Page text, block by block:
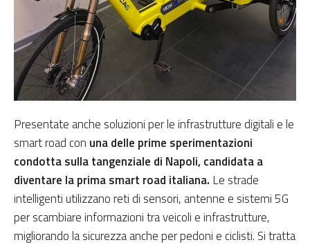
Presentate anche soluzioni per le infrastrutture digitali e le
smart road con una delle prime sperimentazioni
condotta sulla tangenziale di Napoli, candidata a
diventare la prima smart road italiana. Le strade
intelligenti utilizzano reti di sensori, antenne e sistemi 5G
per scambiare informazioni tra veicoli e infrastrutture,
migliorando la sicurezza anche per pedoni e ciclisti. Si tratta